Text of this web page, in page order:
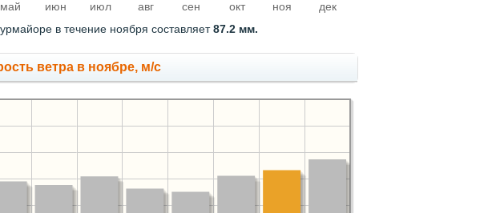
май июн июл авг сен окт ноя дек
в течение ноября составляет87.2 мм.
ветра в ноябре, м/с